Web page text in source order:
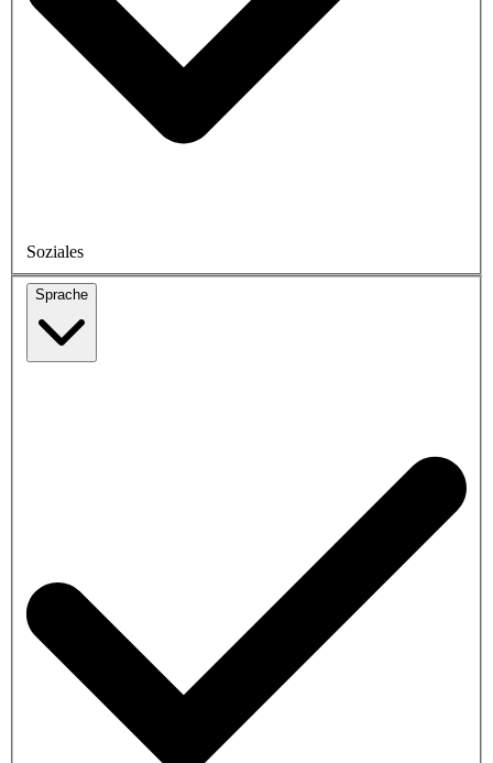
Soziales
Sprache